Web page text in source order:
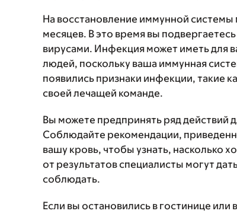
На восстановление иммунной системы
месяцев. В это время вы
вирусами. Инфекция может иметь для
людей, поскольку ваша иммунная
появились признаки инфекции, такие
своей лечащей команде.
Вы можете предпринять ряд действий
Соблюдайте рекомендации,
вашу кровь, чтобы узнать, насколько
от результатов специалисты могут
соблюдать.
Если вы остановились в гостинице